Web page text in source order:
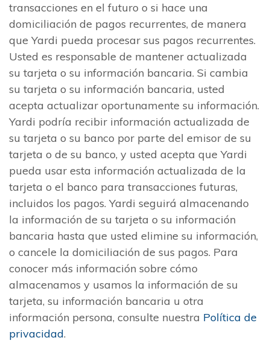
transacciones en el futuro o si hace una
domiciliación de pagos recurrentes, de manera
que Yardi pueda procesar sus pagos recurrentes.
Usted es responsable de mantener actualizada
su tarjeta o su información bancaria. Si cambia
su tarjeta o su información bancaria, usted
acepta actualizar oportunamente su información.
Yardi podría recibir información actualizada de
su tarjeta o su banco por parte del emisor de su
tarjeta o de su banco, y usted acepta que Yardi
pueda usar esta información actualizada de la
tarjeta o el banco para transacciones futuras,
incluidos los pagos. Yardi seguirá almacenando
la información de su tarjeta o su información
bancaria hasta que usted elimine su información,
o cancele la domiciliación de sus pagos. Para
conocer más información sobre cómo
almacenamos y usamos la información de su
tarjeta, su información bancaria u otra
información persona, consulte nuestra Política de
privacidad.